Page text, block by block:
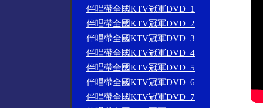
伴唱帶全國KTV冠軍DVD_1
伴唱帶全國KTV冠軍DVD_2
伴唱帶全國KTV冠軍DVD_3
伴唱帶全國KTV冠軍DVD_4
伴唱帶全國KTV冠軍DVD_5
伴唱帶全國KTV冠軍DVD_6
伴唱帶全國KTV冠軍DVD_7